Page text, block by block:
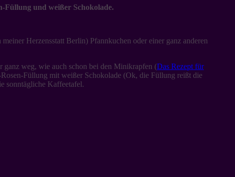
Füllung und weißer Schokolade.
Herzensstatt Berlin) Pfannkuchen oder einer ganz anderen
ganz weg, wie auch schon bei den Minikrapfen (Das Rezept für
Füllung mit weißer Schokolade (Ok, die Füllung reißt die
sonntägliche Kaffeetafel.